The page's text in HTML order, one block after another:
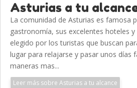
Asturias a tu
La comunidad de Asturias es famosa
gastronomía, sus excelentes hoteles
elegido por los turistas que buscan
lugar para relajarse y pasar unos días
maneras mas...
Leer más sobre Asturias a tu alcance